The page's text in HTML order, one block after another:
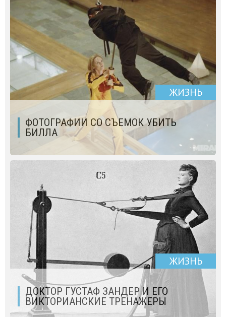
ЖИЗНЬ
ФОТОГРАФИИ СО СЪЕМОК УБИТЬ
БИЛЛА
ЖИЗНЬ
ДОКТОР ГУСТАФ ЗАНДЕР И ЕГО
ВИКТОРИАНСКИЕ ТРЕНАЖЕРЫ